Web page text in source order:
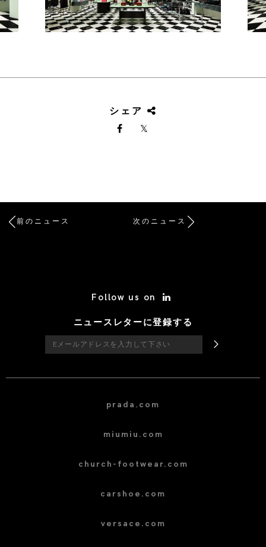
シェア
前のニュース 次のニュース
Follow us on
ニュースレターに登録する
prada.com
miumiu.com
church-footwear.com
carshoe.com
versace.com